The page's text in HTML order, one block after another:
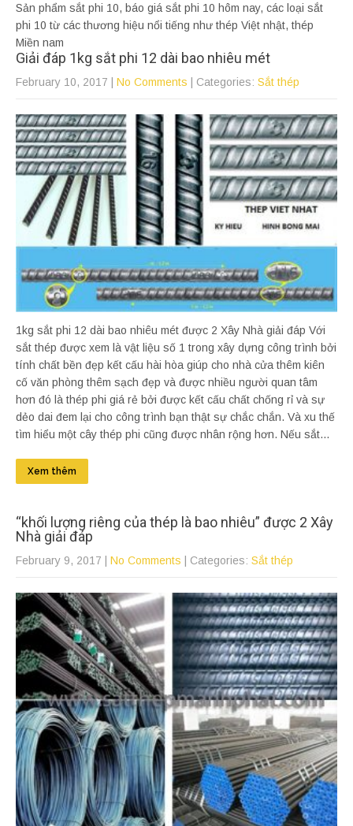
Sản phẩm sắt phi 10, báo giá sắt phi 10 hôm nay, các loại sắt
phi 10 từ các thương hiệu nổi tiếng như thép Việt nhật, thép
Miền nam
Giải đáp 1kg sắt phi 12 dài bao nhiêu mét
February 10, 2017 No Comments | Categories: Sắt thép
1kg sắt phi 12 dài bao nhiêu mét được 2 Xây Nhà giải đáp Với
sắt thép được xem là vật liệu số 1 trong xây dựng công trình bởi
tính chất bền đẹp kết cấu hài hòa giúp cho nhà cửa thêm kiên
cố văn phòng thêm sạch đẹp và được nhiều người quan tâm
hơn đó là thép phi giá rẻ bởi được kết cấu chất chống rỉ và sự
dẻo dai đem lại cho công trình bạn thật sự chắc chắn. Và xu thế
tìm hiểu một cây thép phi cũng được nhân rộng hơn. Nếu sắt...
Xem thêm
“khối lượng riêng của thép là bao nhiêu” được 2 Xây
Nhà giải đáp
February 9, 2017 No Comments | Categories: Sắt thép